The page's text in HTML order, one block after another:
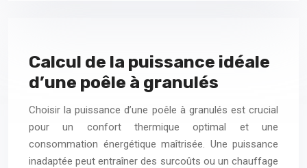
Calcul de la puissance idéale
d’une poêle à granulés
Choisir la puissance d’une poêle à granulés est crucial
pour un confort thermique optimal et une
consommation énergétique maîtrisée. Une puissance
inadaptée peut entraîner des surcoûts ou un chauffage